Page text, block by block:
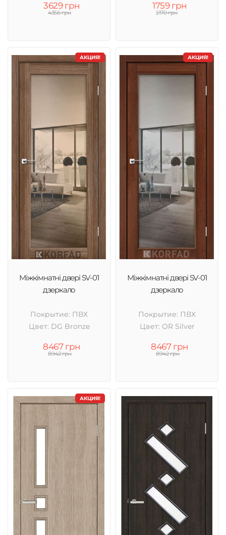
3629 грн
4356 грн
1759 грн
2170 грн
АКЦИЯ!
Міжкімнатні двері SV-01
дзеркало
Покрытие: ПВХ
Цвет: DG Bronze
8467 грн
8942 грн
АКЦИЯ!
Міжкімнатні двері SV-01
дзеркало
Покрытие: ПВХ
Цвет: OR Silver
8467 грн
8942 грн
АКЦИЯ!